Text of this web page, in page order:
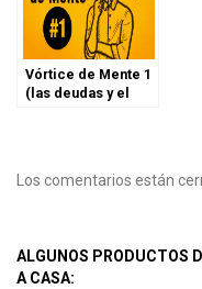
Vórtice de Mente 1
(las deudas y el
Los comentarios están
ALGUNOS PRODUCTOS
A CASA: